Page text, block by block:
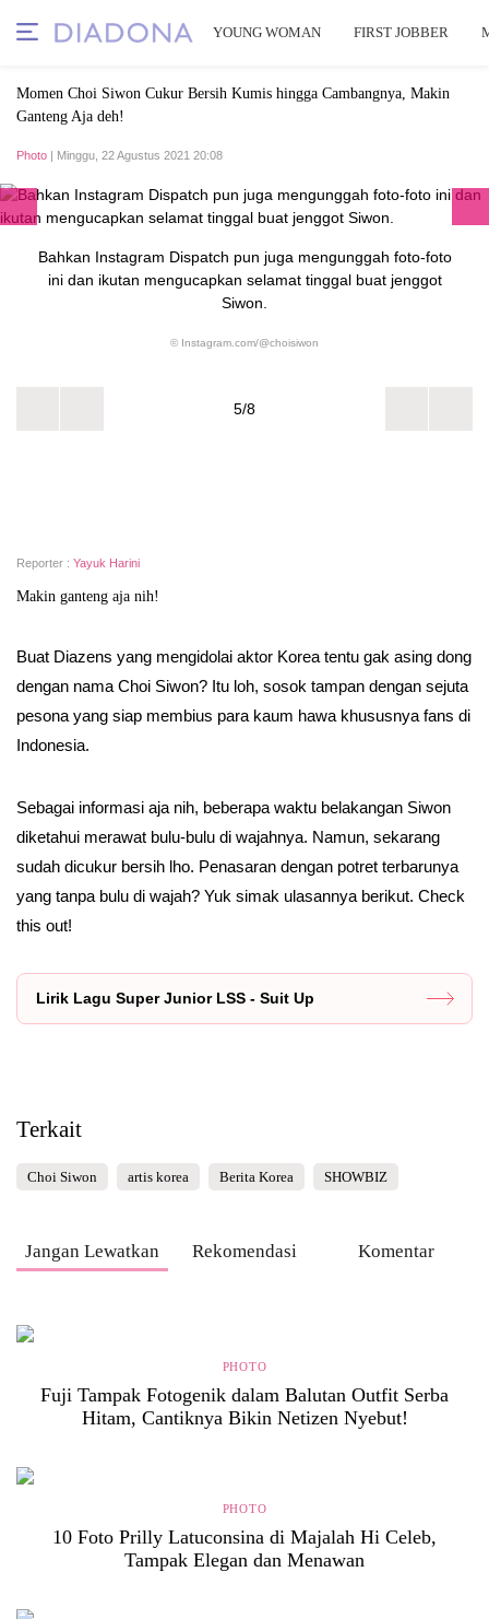
YOUNG WOMAN FIRST JOBBER
Momen Choi Siwon Cukur Bersih Kumis hingga Cambangnya, Makin
Ganteng Aja deh!
Photo | Minggu, 22 Agustus 2021 20:08
Bahkan Instagram Dispatch pun juga mengunggah foto-foto
ini dan ikutan mengucapkan selamat tinggal buat jenggot
Siwon.
© Instagram.com/@choisiwon
5/8
Reporter : Yayuk Harini
Makin ganteng aja nih!
Buat Diazens yang mengidolai aktor Korea tentu gak asing dong
dengan nama Choi Siwon? Itu loh, sosok tampan dengan sejuta
pesona yang siap membius para kaum hawa khususnya fans di
Indonesia.
Sebagai informasi aja nih, beberapa waktu belakangan Siwon
diketahui merawat bulu-bulu di wajahnya. Namun, sekarang
sudah dicukur bersih lho. Penasaran dengan potret terbarunya
yang tanpa bulu di wajah? Yuk simak ulasannya berikut. Check
this out!
Lirik Lagu Super Junior LSS - Suit Up
Terkait
Choi Siwon artis korea Berita Korea SHOWBIZ
Jangan Lewatkan Rekomendasi Komentar
PHOTO
Fuji Tampak Fotogenik dalam Balutan Outfit Serba
Hitam, Cantiknya Bikin Netizen Nyebut!
PHOTO
10 Foto Prilly Latuconsina di Majalah Hi Celeb,
Tampak Elegan dan Menawan